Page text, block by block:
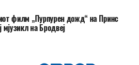
филм „Пурпурен дожд“ на Принс
мјузикл на Бродвеј